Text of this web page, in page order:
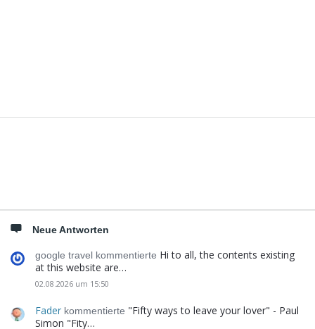
Neue Antworten
google travel kommentierte Hi to all, the contents existing
at this website are…
02.08.2026 um 15:50
Fader kommentierte "Fifty ways to leave your lover" - Paul
Simon "Fity…